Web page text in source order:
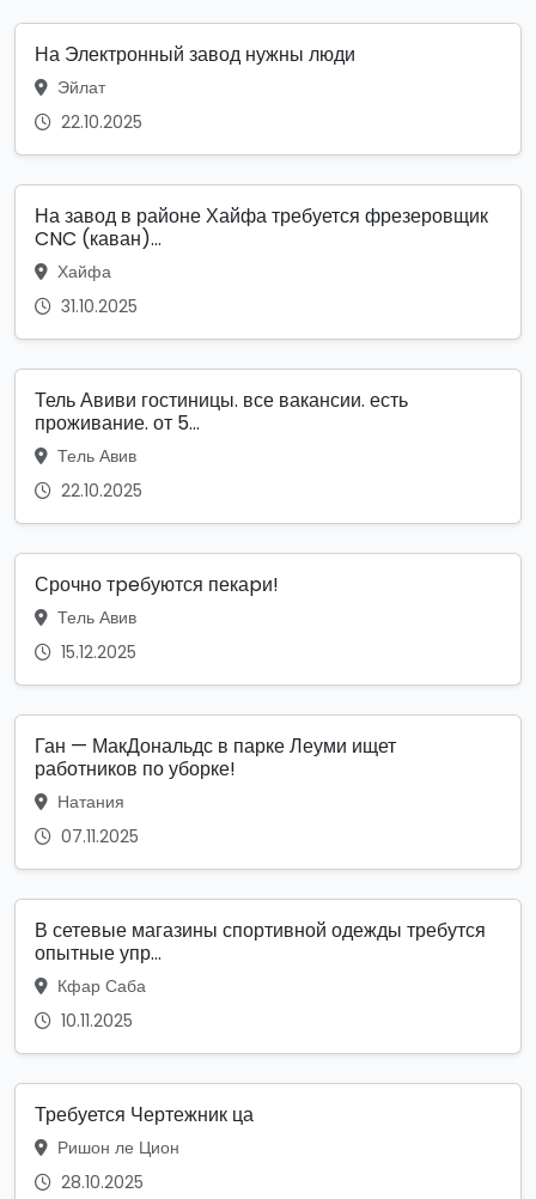
На Электронный завод нужны люди
Эйлат
22.10.2025
На завод в районе Хайфа требуется фрезеровщик
CNC (каван)...
Хайфа
31.10.2025
Тель Авиви гостиницы. все вакансии. есть
проживание. от 5...
Тель Авив
22.10.2025
Срочно тpeбуются пекаpи!
Тель Авив
15.12.2025
Ган — МакДональдс в парке Леуми ищет
работников по уборке!
Натания
07.11.2025
В сетевые магазины спортивной одежды требутся
опытные упр...
Кфар Саба
10.11.2025
Требуется Чертежник ца
Ришон ле Цион
28.10.2025